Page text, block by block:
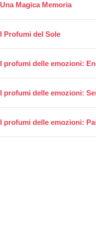
Una Magica Memoria
I Profumi del Sole
I profumi delle emozioni:
I profumi delle emozioni:
I profumi delle emozioni: